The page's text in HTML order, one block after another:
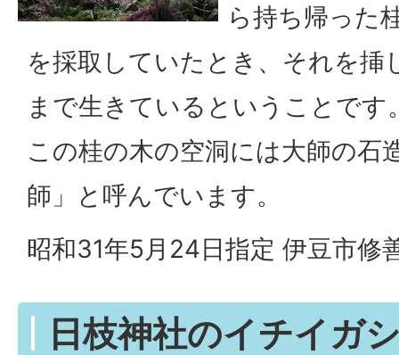
ら持ち帰った
を採取していたとき、それを挿
まで生きているということです
この桂の木の空洞には大師の石
師」と呼んでいます。
昭和31年5月24日指定 伊豆市修
日枝神社のイチイガ